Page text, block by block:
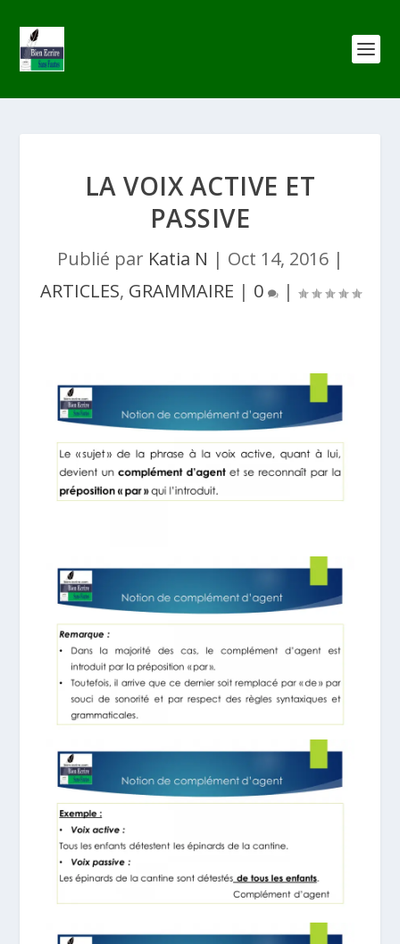
LA VOIX ACTIVE ET
PASSIVE
Publié par Katia N | Oct 14, 2016|
ARTICLES, GRAMMAIRE | 0 |